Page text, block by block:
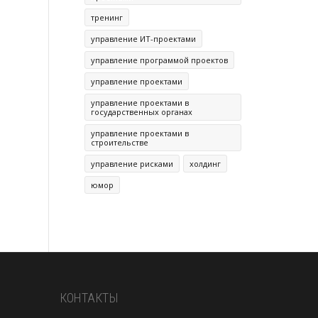
тренинг
управление ИТ-проектами
управление программой проектов
управление проектами
управление проектами в
государственных органах
управление проектами в
строительстве
управление рисками
холдинг
юмор
КОНТАКТЫ